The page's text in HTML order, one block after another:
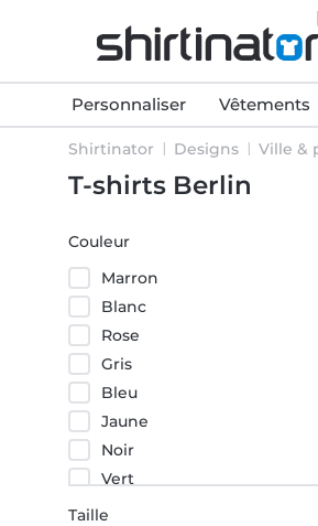
Personnaliser Vêtements
Shirtinator Designs Ville &
T-shirts Berlin
Couleur
Marron
Blanc
Rose
Gris
Bleu
Jaune
Noir
Vert
Rouge
Taille